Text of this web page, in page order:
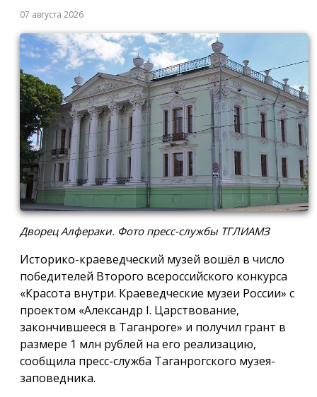
07 августа 2026
Дворец Алфераки. Фото пресс-службы ТГЛИАМЗ
Историко-краеведческий музей вошёл в число
победителей Второго всероссийского конкурса
«Красота внутри. Краеведческие музеи России» с
проектом «Александр I. Царствование,
закончившееся в Таганроге» и получил грант в
размере 1 млн рублей на его реализацию,
сообщила пресс-служба Таганрогского музея-
заповедника.